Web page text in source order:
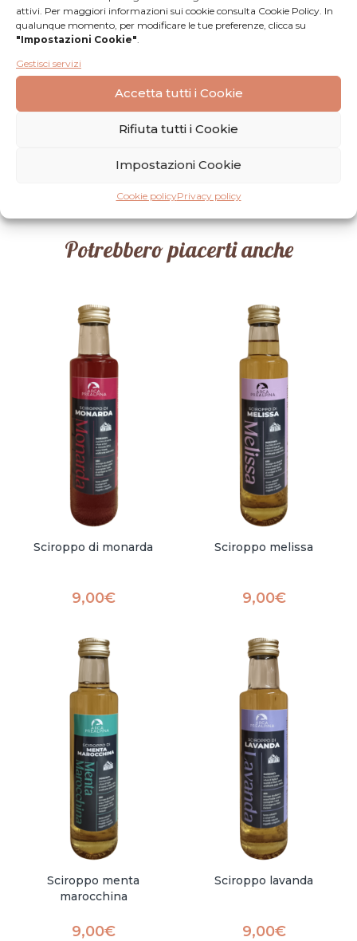
attivi. Per maggiori informazioni sui cookie consulta Cookie Policy. In
qualunque momento, per modificare le tue preferenze, clicca su
"Impostazioni Cookie"
Gestisci servizi
Accetta tutti i Cookie
Rifiuta tutti i Cookie
Impostazioni Cookie
Cookie policyPrivacy policy
Recensioni
Nessuna
Potrebbero piacerti anche
Sciroppo di monarda
9,00€
Sciroppo melissa
9,00€
Sciroppo menta
marocchina
9,00€
Sciroppo lavanda
9,00€